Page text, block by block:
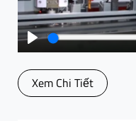
Play
Xem Chi Tiết